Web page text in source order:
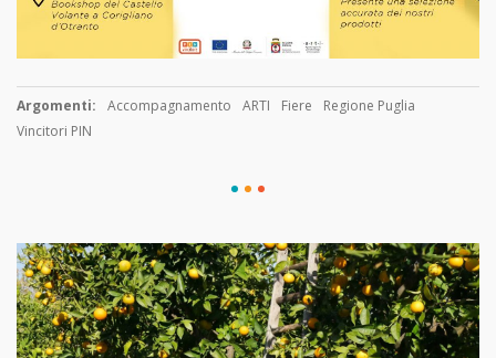
Argomenti: Accompagnamento ARTI Fiere
Regione Puglia
Vincitori PIN